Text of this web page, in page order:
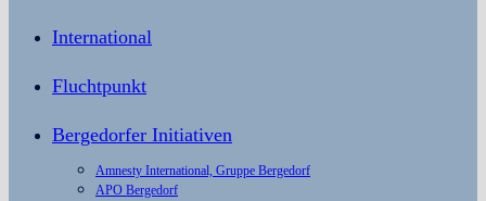
International
Fluchtpunkt
Bergedorfer Initiativen
Amnesty International, Gruppe Bergedorf
APO Bergedorf